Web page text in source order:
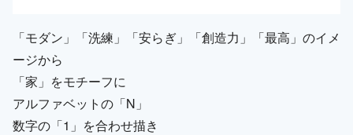
「モダン」「洗練」「安らぎ」「創造力」「最高」のイメ
ージから
「家」をモチーフに
アルファベットの「N」
数字の「1」を合わせ描き